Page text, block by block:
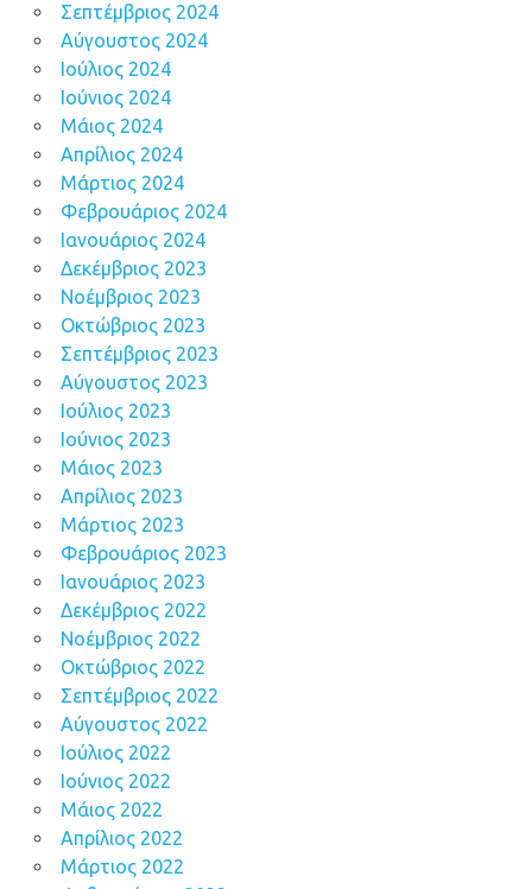
Σεπτέμβριος 2024
Αύγουστος 2024
Ιούλιος 2024
Ιούνιος 2024
Μάιος 2024
Απρίλιος 2024
Μάρτιος 2024
Φεβρουάριος 2024
Ιανουάριος 2024
Δεκέμβριος 2023
Νοέμβριος 2023
Οκτώβριος 2023
Σεπτέμβριος 2023
Αύγουστος 2023
Ιούλιος 2023
Ιούνιος 2023
Μάιος 2023
Απρίλιος 2023
Μάρτιος 2023
Φεβρουάριος 2023
Ιανουάριος 2023
Δεκέμβριος 2022
Νοέμβριος 2022
Οκτώβριος 2022
Σεπτέμβριος 2022
Αύγουστος 2022
Ιούλιος 2022
Ιούνιος 2022
Μάιος 2022
Απρίλιος 2022
Μάρτιος 2022